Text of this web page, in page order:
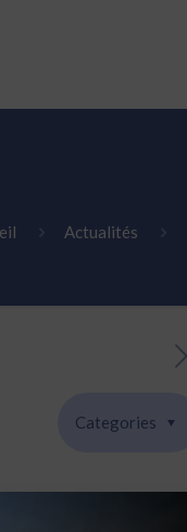
Actualités
Categories